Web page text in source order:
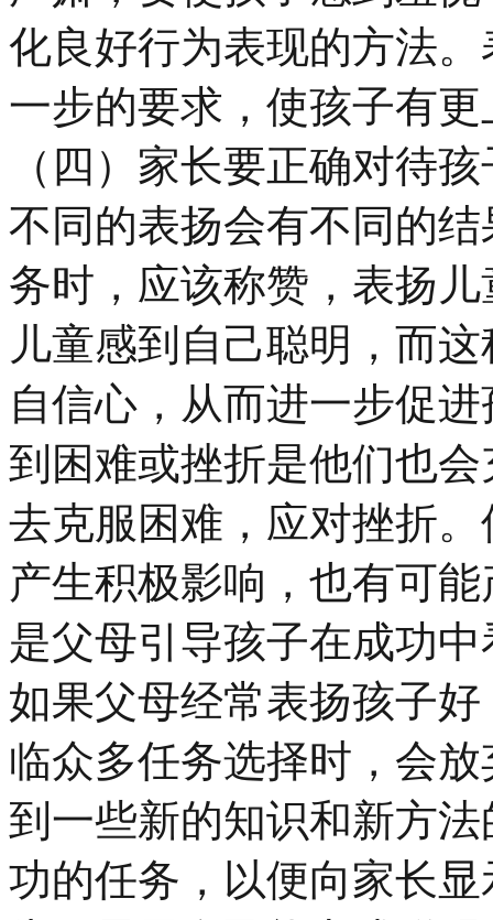
化良好行为表现的方法
一步的要求，使孩子有
（四）家长要正确对待
不同的表扬会有不同的
务时，应该称赞，表扬
儿童感到自己聪明，而
自信心，从而进一步促
到困难或挫折是他们也
去克服困难，应对挫折
产生积极影响，也有可
是父母引导孩子在成功
如果父母经常表扬孩子
临众多任务选择时，会
到一些新的知识和新方
功的任务，以便向家长